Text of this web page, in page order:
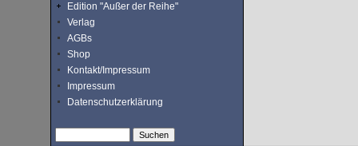
Edition "Außer der Reihe"
Verlag
AGBs
Shop
Kontakt/Impressum
Impressum
Datenschutzerklärung